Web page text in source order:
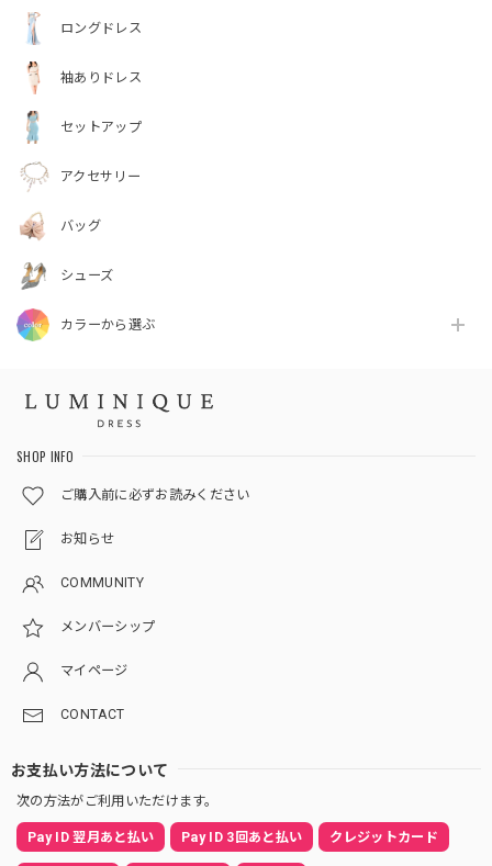
ロングドレス
袖ありドレス
セットアップ
アクセサリー
バッグ
シューズ
カラーから選ぶ
SHOP INFO
ご購入前に必ずお読みください
お知らせ
COMMUNITY
メンバーシップ
マイページ
CONTACT
お支払い方法について
次の方法がご利用いただけます。
Pay ID 翌月あと払い Pay ID 3回あと払い クレジットカード